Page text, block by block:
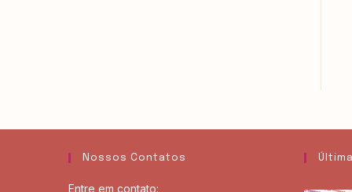
Nossos Contatos
Entre em contato: